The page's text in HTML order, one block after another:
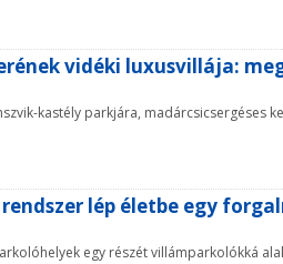
vidéki luxusvillája:
kastély parkjára, madárcsicsergéses
lép életbe egy
egy részét villámparkolókká